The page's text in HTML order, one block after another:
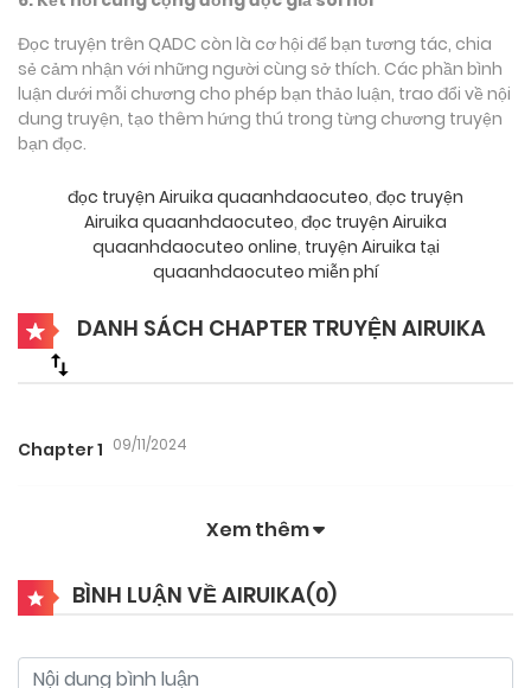
Đọc truyện trên QADC còn là cơ hội để bạn tương tác, chia
sẻ cảm nhận với những người cùng sở thích. Các phần bình
luận dưới mỗi chương cho phép bạn thảo luận, trao đổi về nội
dung truyện, tạo thêm hứng thú trong từng chương truyện
bạn đọc.
đọc truyện Airuika quaanhdaocuteo, đọc truyện
Airuika quaanhdaocuteo, đọc truyện Airuika
quaanhdaocuteo online, truyện Airuika tại
quaanhdaocuteo miễn phí
DANH SÁCH CHAPTER TRUYỆN AIRUIKA
Chapter 1 09/11/2024
Xem thêm
BÌNH LUẬN VỀ AIRUIKA(0)